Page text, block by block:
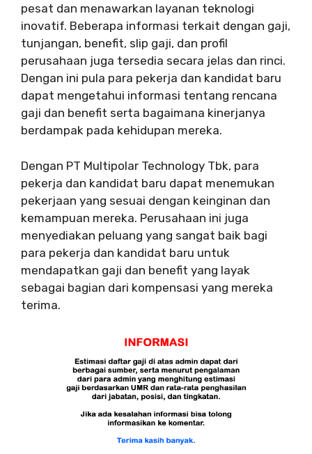
pesat dan menawarkan layanan teknologi
inovatif. Beberapa informasi terkait dengan gaji,
tunjangan, benefit, slip gaji, dan profil
perusahaan juga tersedia secara jelas dan rinci.
Dengan ini pula para pekerja dan kandidat baru
dapat mengetahui informasi tentang rencana
gaji dan benefit serta bagaimana kinerjanya
berdampak pada kehidupan mereka.
Dengan PT Multipolar Technology Tbk, para
pekerja dan kandidat baru dapat menemukan
pekerjaan yang sesuai dengan keinginan dan
kemampuan mereka. Perusahaan ini juga
menyediakan peluang yang sangat baik bagi
para pekerja dan kandidat baru untuk
mendapatkan gaji dan benefit yang layak
sebagai bagian dari kompensasi yang mereka
terima.